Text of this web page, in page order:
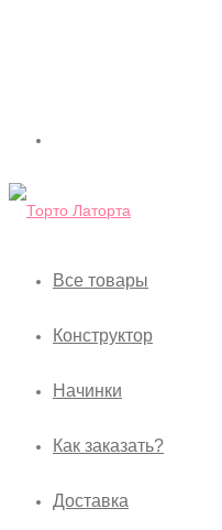
Все товары
Конструктор
Начинки
Как заказать?
Доставка